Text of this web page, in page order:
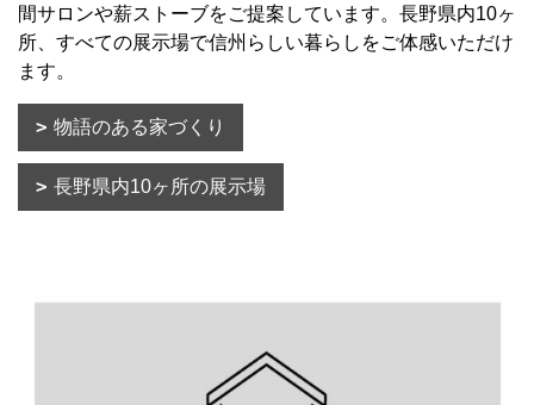
間サロンや薪ストーブをご提案しています。長野県内10ヶ
所、すべての展示場で信州らしい暮らしをご体感いただけ
ます。
物語のある家づくり
長野県内10ヶ所の展示場